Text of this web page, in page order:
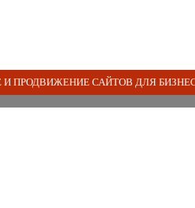
И ПРОДВИЖЕНИЕ САЙТОВ ДЛЯ